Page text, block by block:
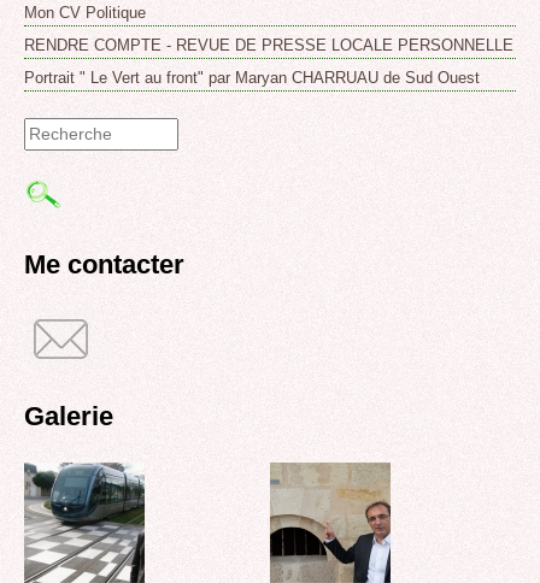
Mon CV Politique
RENDRE COMPTE - REVUE DE PRESSE LOCALE PERSONNELLE
Portrait " Le Vert au front" par Maryan CHARRUAU de Sud Ouest
Formulaire
de
Me contacter
Galerie